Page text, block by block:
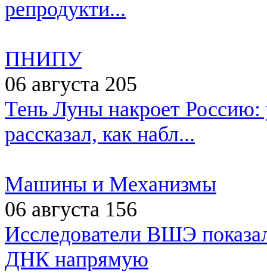
репродукти...
ПНИПУ
06 августа 205
Тень Луны накроет
рассказал, как набл...
Машины и Механизмы
06 августа 156
Исследователи ВШЭ
ДНК напрямую